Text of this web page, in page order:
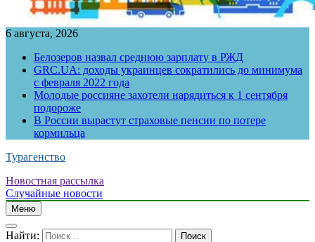
6 августа, 2026
Белозеров назвал среднюю зарплату в РЖД
GRC.UA: доходы украинцев сократились до минимума
с февраля 2022 года
Молодые россияне захотели нарядиться к 1 сентября
подороже
В России вырастут страховые пенсии по потере
кормильца
Турагенство
Новостная рассылка
Случайные новости
Меню
Найти: